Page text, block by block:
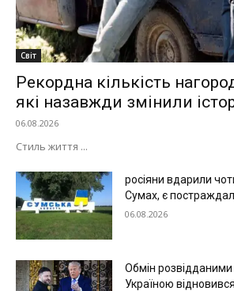
Світ
Рекордна кількість
які назавжди змінили
06.08.2026
Стиль життя ...
росіяни вдарили
Сумах, є
06.08.2026
Обмін
Україною